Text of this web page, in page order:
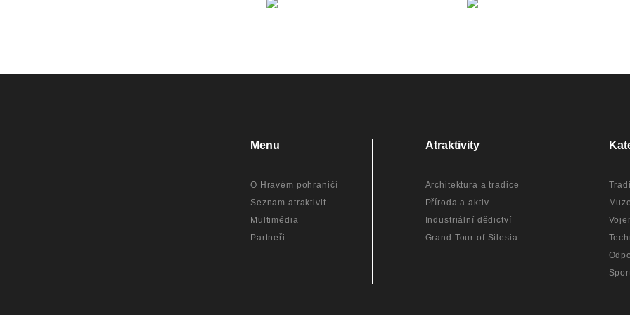
Menu
O Hravém pohraničí
Seznam atraktivit
Multimédia
Partneři
Atraktivity
Architektura a tradice
Příroda a aktiv
Industriální dědictví
Grand Tour of Silesia